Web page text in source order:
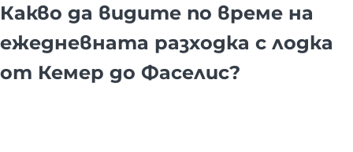
Какво да видите по време на
ежедневната разходка с лодка
от Кемер до Фаселис?